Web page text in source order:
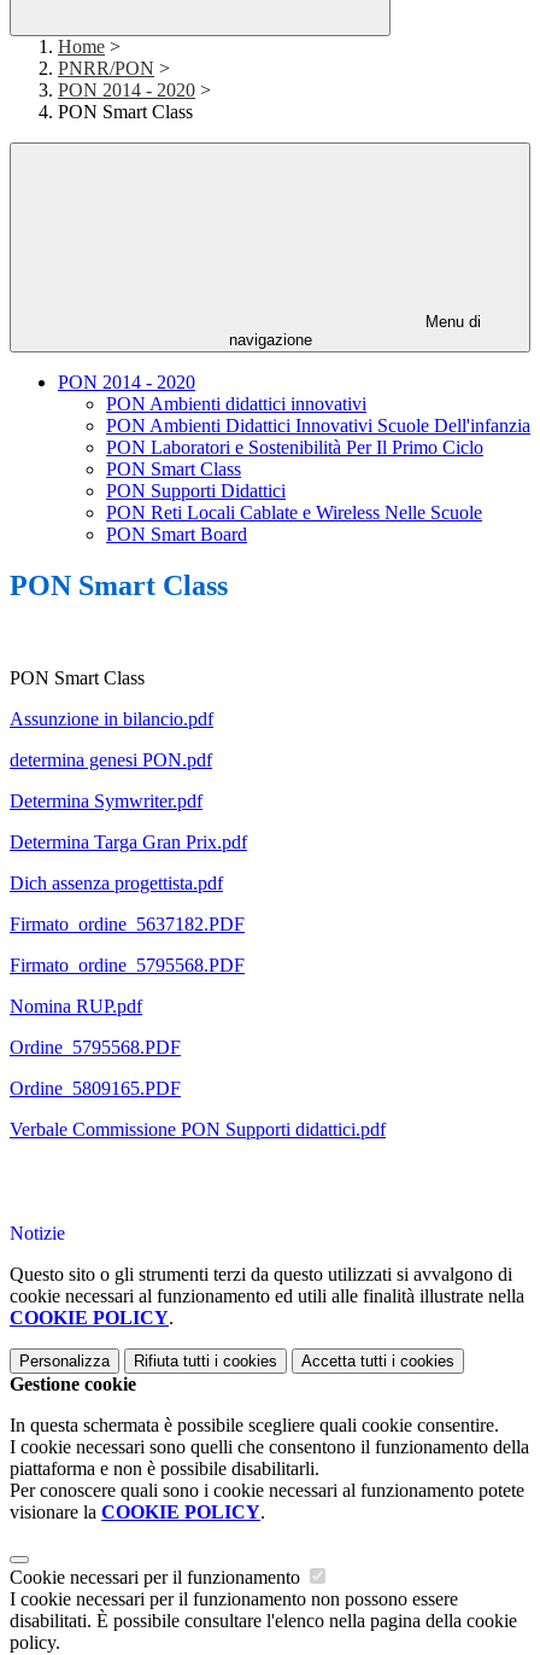
Home >
PNRR/PON >
PON 2014 - 2020 >
PON Smart Class
Menu di
navigazione
PON 2014 - 2020
PON Ambienti didattici innovativi
PON Ambienti Didattici Innovativi Scuole Dell'infanzia
PON Laboratori e Sostenibilità Per Il Primo Ciclo
PON Smart Class
PON Supporti Didattici
PON Reti Locali Cablate e Wireless Nelle Scuole
PON Smart Board
PON Smart Class
PON Smart Class
Assunzione in bilancio.pdf
determina genesi PON.pdf
Determina Symwriter.pdf
Determina Targa Gran Prix.pdf
Dich assenza progettista.pdf
Firmato_ordine_5637182.PDF
Firmato_ordine_5795568.PDF
Nomina RUP.pdf
Ordine_5795568.PDF
Ordine_5809165.PDF
Verbale Commissione PON Supporti didattici.pdf
Notizie
Questo sito o gli strumenti terzi da questo utilizzati si avvalgono di
cookie necessari al funzionamento ed utili alle finalità illustrate nella
COOKIE POLICY.
Personalizza Rifiuta tutti i cookies Accetta tutti i cookies
Gestione cookie
In questa schermata è possibile scegliere quali cookie consentire.
I cookie necessari sono quelli che consentono il funzionamento della
piattaforma e non è possibile disabilitarli.
Per conoscere quali sono i cookie necessari al funzionamento potete
visionare la COOKIE POLICY.
Cookie necessari per il funzionamento
I cookie necessari per il funzionamento non possono essere
disabilitati. È possibile consultare l'elenco nella pagina della cookie
policy.